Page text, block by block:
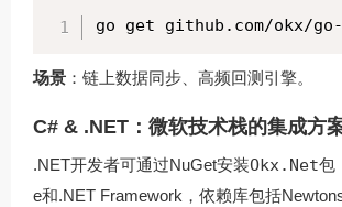
go get github.com/okx/
场景 ：链上数据同步、高频回测引擎。
C# & .NET：微软技术栈的集成方
.NET开发者可通过NuGet安装Okx.Net包
e和.NET Framework，依赖库包括